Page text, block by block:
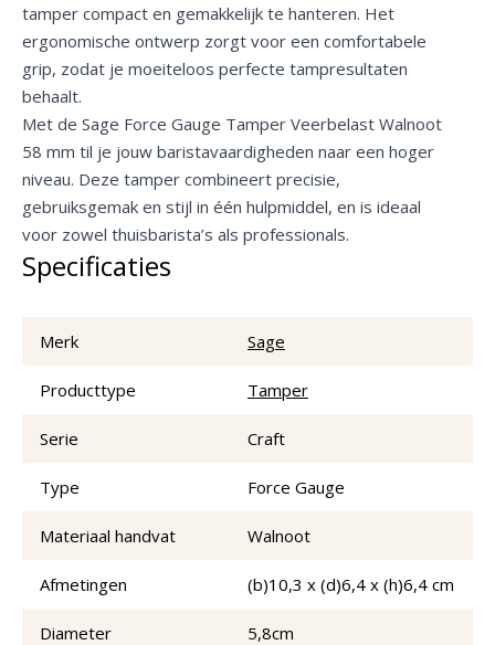
tamper compact en gemakkelijk te hanteren. Het
ergonomische ontwerp zorgt voor een comfortabele
grip, zodat je moeiteloos perfecte tampresultaten
behaalt.
Met de Sage Force Gauge Tamper Veerbelast Walnoot
58 mm til je jouw baristavaardigheden naar een hoger
niveau. Deze tamper combineert precisie,
gebruiksgemak en stijl in één hulpmiddel, en is ideaal
voor zowel thuisbarista’s als professionals.
Specificaties
Merk Sage
Producttype Tamper
Serie Craft
Type Force Gauge
Materiaal handvat Walnoot
Afmetingen (b)10,3 x (d)6,4 x (h)6,4 cm
Diameter 5,8cm